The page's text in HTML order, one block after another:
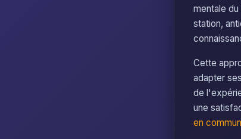
mentale
station,
Cette
adapter
de
une
en commun